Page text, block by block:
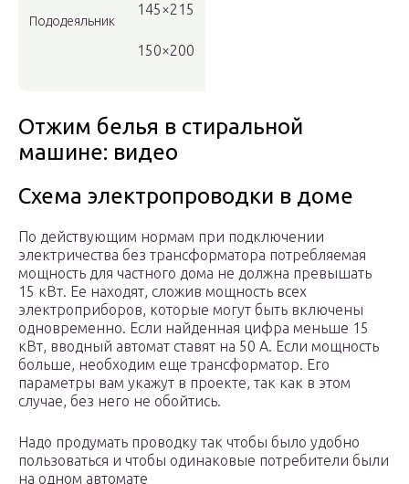
Пододеяльник
145×215
150×200
Отжим белья в стиральной
машине: видео
Схема электропроводки в доме
По действующим нормам при подключении
электричества без трансформатора потребляемая
мощность для частного дома не должна превышать
15 кВт. Ее находят, сложив мощность всех
электроприборов, которые могут быть включены
одновременно. Если найденная цифра меньше 15
кВт, вводный автомат ставят на 50 А. Если мощность
больше, необходим еще трансформатор. Его
параметры вам укажут в проекте, так как в этом
случае, без него не обойтись.
Надо продумать проводку так чтобы было удобно
пользоваться и чтобы одинаковые потребители были
на одном автомате